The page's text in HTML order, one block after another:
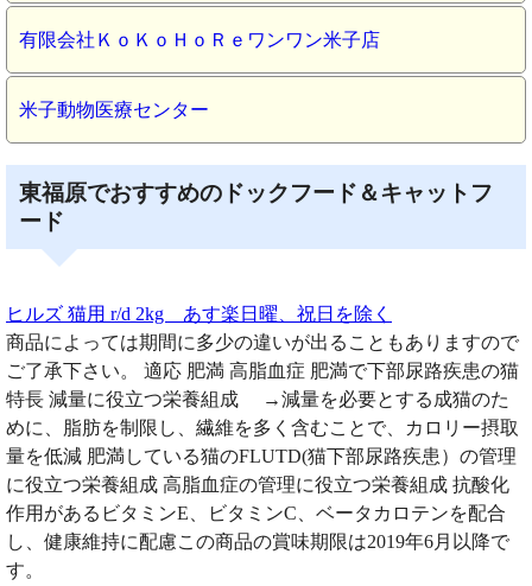
有限会社ＫｏＫｏＨｏＲｅワンワン米子店
米子動物医療センター
東福原でおすすめのドックフード＆キャットフ
ード
ヒルズ 猫用 r/d 2kg あす楽日曜、祝日を除く
商品によっては期間に多少の違いが出ることもありますので
ご了承下さい。 適応 肥満 高脂血症 肥満で下部尿路疾患の猫
特長 減量に役立つ栄養組成 →減量を必要とする成猫のた
めに、脂肪を制限し、繊維を多く含むことで、カロリー摂取
量を低減 肥満している猫のFLUTD(猫下部尿路疾患）の管理
に役立つ栄養組成 高脂血症の管理に役立つ栄養組成 抗酸化
作用があるビタミンE、ビタミンC、ベータカロテンを配合
し、健康維持に配慮この商品の賞味期限は2019年6月以降で
す。